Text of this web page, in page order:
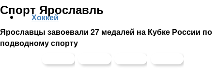
Спорт Ярославль
Ярославцы завоевали 27 медалей на Кубке России по
подводному спорту
Хоккей